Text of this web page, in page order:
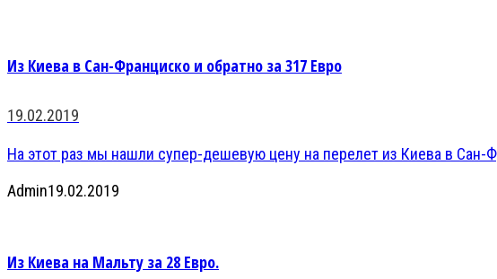
Из Киева в Сан-Франциско и обратно за 317 Евро
19.02.2019
На этот раз мы нашли супер-дешевую цену на перелет из Киева в Сан-
Admin19.02.2019
Из Киева на Мальту за 28 Евро.